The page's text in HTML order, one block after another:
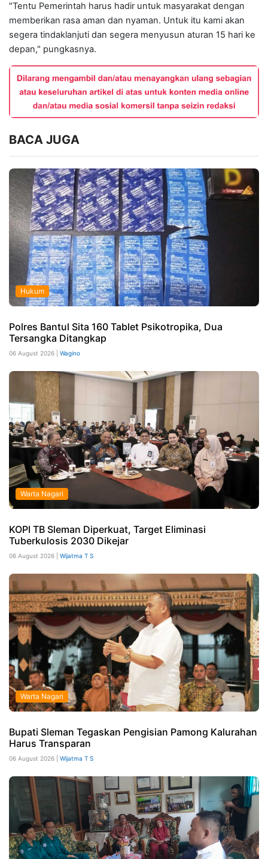
"Tentu Pemerintah harus hadir untuk masyarakat dengan
memberikan rasa aman dan nyaman. Untuk itu kami akan
segera tindaklanjuti dan segera menyusun aturan 15 hari ke
depan," pungkasnya.
BACA JUGA
Hukum
Polres Bantul Sita 160 Tablet Psikotropika, Dua
Tersangka Ditangkap
06 August 2026 | Wagino
Warta Nagari
KOPI TB Sleman Diperkuat, Target Eliminasi
Tuberkulosis 2030 Dikejar
06 August 2026 | Wijatma T S
Warta Nagari
Bupati Sleman Tegaskan Pengisian Pamong Kalurahan
Harus Transparan
06 August 2026 | Wijatma T S